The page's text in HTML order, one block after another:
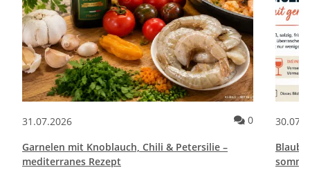
Kommentare zum Artikel Pane e Cipolle Rezept | Italienische
31.07.2026 0
Garnelen mit Knoblauch, Chili & Petersilie –
mediterranes Rezept